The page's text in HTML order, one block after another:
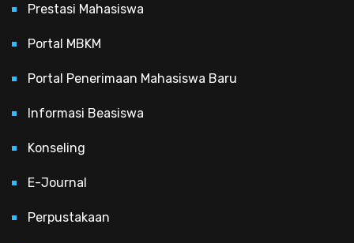
Prestasi Mahasiswa
Portal MBKM
Portal Penerimaan Mahasiswa Baru
Informasi Beasiswa
Konseling
E-Journal
Perpustakaan